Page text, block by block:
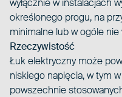
wyłącznie w instalacjach
określonego progu, na
minimalne lub w ogóle nie
Rzeczywistość
Łuk elektryczny może
niskiego napięcia, w tym
powszechnie